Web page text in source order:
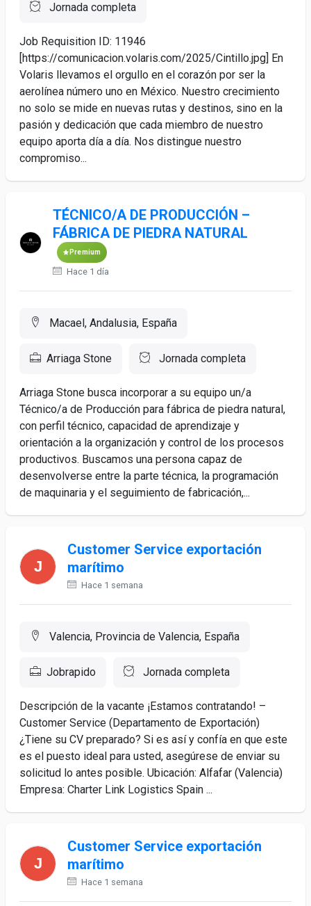
Jornada completa
Job Requisition ID: 11946
[https://comunicacion.volaris.com/2025/Cintillo.jpg] En
Volaris llevamos el orgullo en el corazón por ser la
aerolínea número uno en México. Nuestro crecimiento
no solo se mide en nuevas rutas y destinos, sino en la
pasión y dedicación que cada miembro de nuestro
equipo aporta día a día. Nos distingue nuestro
compromiso...
TÉCNICO/A DE PRODUCCIÓN –
FÁBRICA DE PIEDRA NATURAL
Premium
Hace 1 día
Macael, Andalusia, España
Arriaga Stone Jornada completa
Arriaga Stone busca incorporar a su equipo un/a
Técnico/a de Producción para fábrica de piedra natural,
con perfil técnico, capacidad de aprendizaje y
orientación a la organización y control de los procesos
productivos. Buscamos una persona capaz de
desenvolverse entre la parte técnica, la programación
de maquinaria y el seguimiento de fabricación,...
Customer Service exportación
marítimo
Hace 1 semana
Valencia, Provincia de Valencia, España
Jobrapido Jornada completa
Descripción de la vacante ¡Estamos contratando! –
Customer Service (Departamento de Exportación)
¿Tiene su CV preparado? Si es así y confía en que este
es el puesto ideal para usted, asegúrese de enviar su
solicitud lo antes posible. Ubicación: Alfafar (Valencia)
Empresa: Charter Link Logistics Spain ...
Customer Service exportación
marítimo
Hace 1 semana